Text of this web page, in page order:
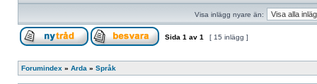
Visa inlägg nyare än:
Sida 1 av 1 [ 15 inlägg ]
Forumindex » Arda » Språk